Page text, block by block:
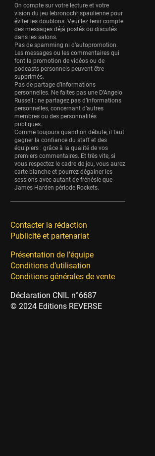
Eurobasket
25 sessions
Detroit Pistons
25 sessions
Brooklyn Nets
24 sessions
Sacramento Kings
24 sessions
Utah Jazz
22 sessions
Toronto Raptors
18 sessions
REVERSE
11 sessions
On compte sur votre lecture et votre
vision du jeu lebronochrispaulienne pour
éviter les doublons. Veuillez tenir compte
des messages déjà postés ou discutés
dans les salons.
Pas de spamming ni d’autopromotion.
Les messages ou les commentaires qui
font la promotion de vidéos ou de
podcasts personnels peuvent être
supprimés.
Pas de partage d’informations
personnelles. Ne faites pas une D’Angelo
Russell : ne partagez pas d’informations
personnelles, concernant d’autres
membres ou des personnalités
publiques.
Comme toujours quand on débute, il faut
gagner la confiance du staff et des
équipiers : grâce à la qualité de vos
premiers commentaires. Et très vite, si
vous respectez le cadre de jeu, vous aurez
carte blanche et pourrez dégainer les
sessions avec autant de frénésie que
James Harden période Rockets.
Contacter la rédaction
Publicité et partenariat
Présentation de l’équipe
Conditions d’utilisation
Conditions générales de vente
Déclaration CNIL n°6687
© 2024 Editions REVERSE